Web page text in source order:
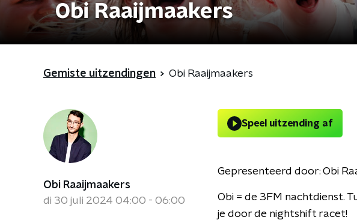
Obi Raaijmaakers
Gemiste uitzendingen Obi Raaijmaakers
Obi Raaijmaakers
di 30 juli 2024 04:00 - 06:00
Speel uitzending af
Gepresenteerd door: Obi
Obi = de 3FM nachtdienst.
je door de nightshift racet!